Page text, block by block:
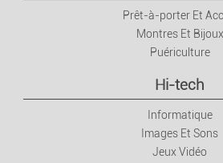
Prêt-à-porter Et
Montres Et Bijoux
Puériculture
Hi-tech
Informatique
Images Et Sons
Jeux Vidéo